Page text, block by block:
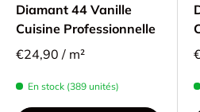
Diamant 44 Vanille
Cuisine Professionnelle
€24,90 / m²
En stock (389 unités)